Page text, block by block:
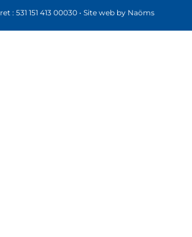
: 531 151 413 00030 • Site web by Naöms